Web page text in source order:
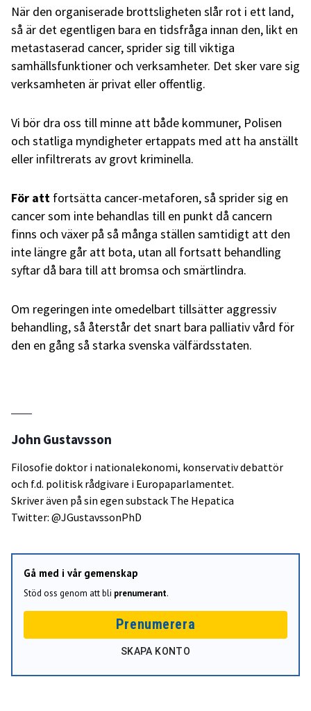
När den organiserade brottsligheten slår rot i ett land,
så är det egentligen bara en tidsfråga innan den, likt en
metastaserad cancer, sprider sig till viktiga
samhällsfunktioner och verksamheter. Det sker vare sig
verksamheten är privat eller offentlig.
Vi bör dra oss till minne att både kommuner, Polisen
och statliga myndigheter ertappats med att ha anställt
eller infiltrerats av grovt kriminella.
För att fortsätta cancer-metaforen, så sprider sig en
cancer som inte behandlas till en punkt då cancern
finns och växer på så många ställen samtidigt att den
inte längre går att bota, utan all fortsatt behandling
syftar då bara till att bromsa och smärtlindra.
Om regeringen inte omedelbart tillsätter aggressiv
behandling, så återstår det snart bara palliativ vård för
den en gång så starka svenska välfärdsstaten.
John Gustavsson
Filosofie doktor i nationalekonomi, konservativ debattör
och f.d. politisk rådgivare i Europaparlamentet.
Skriver även på sin egen substack The Hepatica
Twitter: @JGustavssonPhD
Gå med i vår gemenskap
Stöd oss genom att bli prenumerant.
Prenumerera
SKAPA KONTO